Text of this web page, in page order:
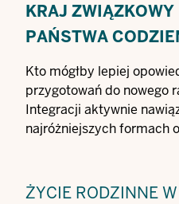
KRAJ
PAŃSTWA
Kto mógłby lepiej
przygotowań do nowego
Integracji aktywnie
najróżniejszych formach
ŻYCIE RODZINNE